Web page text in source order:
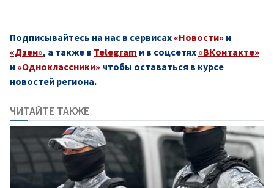
Подписывайтесь на нас в сервисах «Новости» и
«Дзен», а также в Telegram и в соцсетях «ВКонтакте»
и «Одноклассники» чтобы оставаться в курсе
новостей региона.
ЧИТАЙТЕ ТАКЖЕ